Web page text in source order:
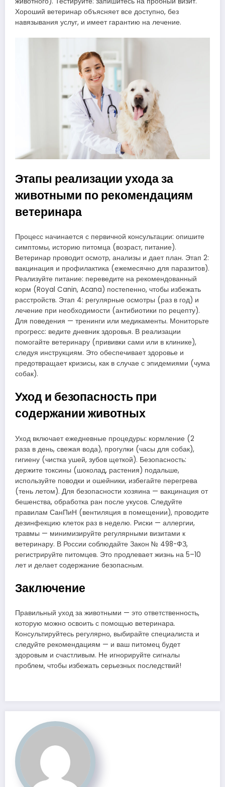
Хороший ветеринар объясняет все доступно, без
навязывания услуг, и имеет гарантию на лечение.
Этапы реализации ухода за
животными по рекомендациям
ветеринара
Процесс начинается с первичной консультации: опишите
симптомы, историю питомца (возраст, питание).
Ветеринар проводит осмотр, анализы и дает план. Этап 2:
вакцинация и профилактика (ежемесячно для паразитов).
Реализуйте питание: переведите на рекомендованный
корм (Royal Canin, Acana) постепенно, чтобы избежать
расстройств. Этап 4: регулярные осмотры (раз в год) и
лечение при необходимости (антибиотики по рецепту).
Для поведения — тренинги или медикаменты. Мониторьте
прогресс: ведите дневник здоровья. В реализации
помогайте ветеринару (прививки сами или в клинике),
следуя инструкциям. Это обеспечивает здоровье и
предотвращает кризисы, как в случае с эпидемиями (чума
собак).
Уход и безопасность при
содержании животных
Уход включает ежедневные процедуры: кормление (2
раза в день, свежая вода), прогулки (часы для собак),
гигиену (чистка ушей, зубов щеткой). Безопасность:
держите токсины (шоколад, растения) подальше,
используйте поводки и ошейники, избегайте перегрева
(тень летом). Для безопасности хозяина — вакцинация от
бешенства, обработка ран после укусов. Следуйте
правилам СанПиН (вентиляция в помещении), проводите
дезинфекцию клеток раз в неделю. Риски — аллергии,
травмы — минимизируйте регулярными визитами к
ветеринару. В России соблюдайте Закон № 498-ФЗ,
регистрируйте питомцев. Это продлевает жизнь на 5–10
лет и делает содержание безопасным.
Заключение
Правильный уход за животными — это ответственность,
которую можно освоить с помощью ветеринара.
Консультируйтесь регулярно, выбирайте специалиста и
следуйте рекомендациям — и ваш питомец будет
здоровым и счастливым. Не игнорируйте сигналы
проблем, чтобы избежать серьезных последствий!